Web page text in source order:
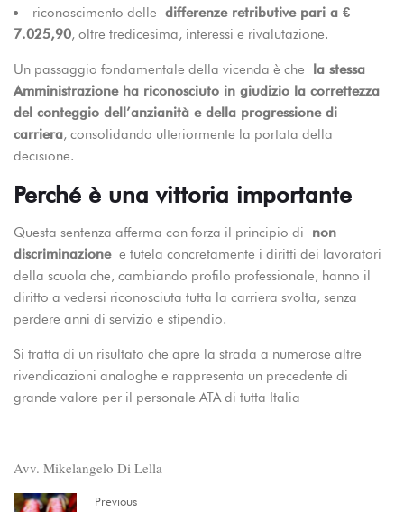
riconoscimento delle differenze retributive pari a €
7.025,90, oltre tredicesima, interessi e rivalutazione.
Un passaggio fondamentale della vicenda è che la stessa
Amministrazione ha riconosciuto in giudizio la correttezza
del conteggio dell’anzianità e della progressione di
carriera, consolidando ulteriormente la portata della
decisione.
Perché è una vittoria importante
Questa sentenza afferma con forza il principio di non
discriminazionee tutela concretamente i diritti dei lavoratori
della scuola che, cambiando profilo professionale, hanno il
diritto a vedersi riconosciuta tutta la carriera svolta, senza
perdere anni di servizio e stipendio.
Si tratta di un risultato che apre la strada a numerose altre
rivendicazioni analoghe e rappresenta un precedente di
grande valore per il personale ATA di tutta Italia
—
Avv. Mikelangelo Di Lella
Previous